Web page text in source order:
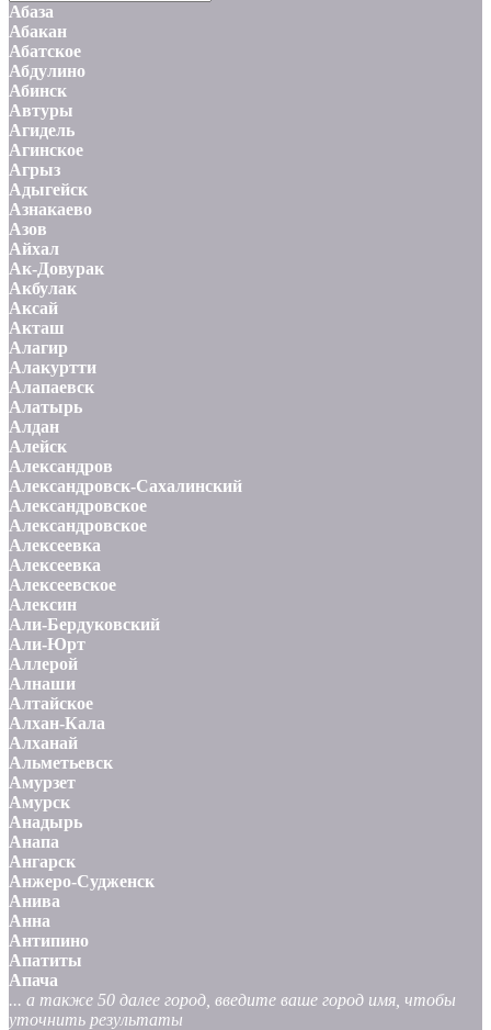
Абаза
Абакан
Абатское
Абдулино
Абинск
Автуры
Агидель
Агинское
Агрыз
Адыгейск
Азнакаево
Азов
Айхал
Ак-Довурак
Акбулак
Аксай
Акташ
Алагир
Алакуртти
Алапаевск
Алатырь
Алдан
Алейск
Александров
Александровск-Сахалинский
Александровское
Александровское
Алексеевка
Алексеевка
Алексеевское
Алексин
Али-Бердуковский
Али-Юрт
Аллерой
Алнаши
Алтайское
Алхан-Кала
Алханай
Альметьевск
Амурзет
Амурск
Анадырь
Анапа
Ангарск
Анжеро-Судженск
Анива
Анна
Антипино
Апатиты
Апача
... а также 50 далее город, введите ваше город имя, чтобы
уточнить результаты